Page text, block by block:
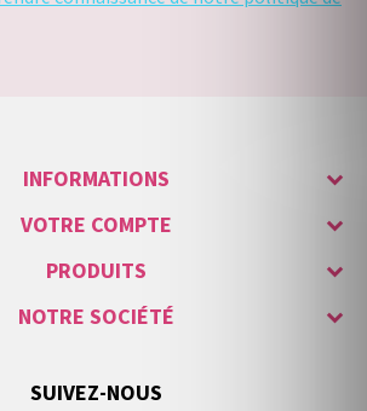
INFORMATIONS
VOTRE COMPTE
PRODUITS
NOTRE SOCIÉTÉ
SUIVEZ-NOUS